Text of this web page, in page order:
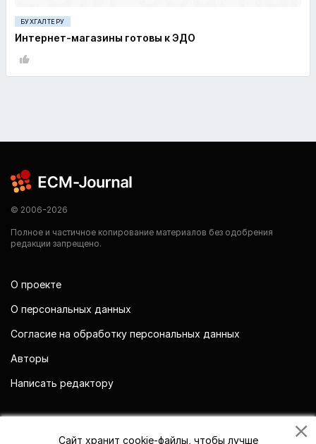
БУХГАЛТЕРУ
Интернет-магазины готовы к ЭДО
© 2006-2026
Полное и частичное копирование материалов без одобрения
редакции запрещено.
О проекте
О персональных данных
Согласие на обработку персональных данных
Авторы
Написать редактору
Сайт хранит cookie-файлы, чтобы лучше